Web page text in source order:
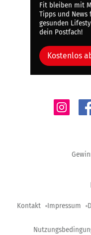
Fit bleiben mit
Tipps und News
gesunden
dein Postfach!
Kostenlos
Kontakt Impressum